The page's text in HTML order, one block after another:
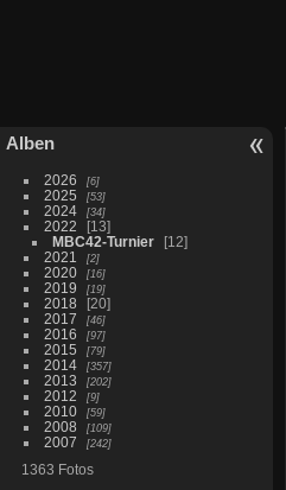
Alben
2026 6
2025 53
2024 34
2022
13
MBC42-Turnier
12
2021
2
2020 16
2019 19
2018
20
2017
46
2016 97
2015 79
2014 357
2013 202
2012 9
2010 59
2008 109
2007 242
1363 Fotos